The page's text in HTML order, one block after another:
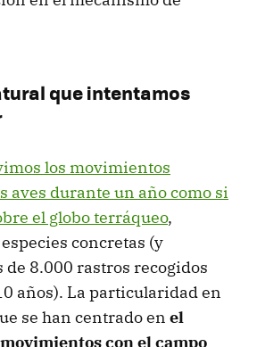
que intentamos
los movimientos
aves durante un año como si
el globo terráqueo,
concretas (y
8.000 rastros recogidos
años). La particularidad en
se han centrado en el
con el campo